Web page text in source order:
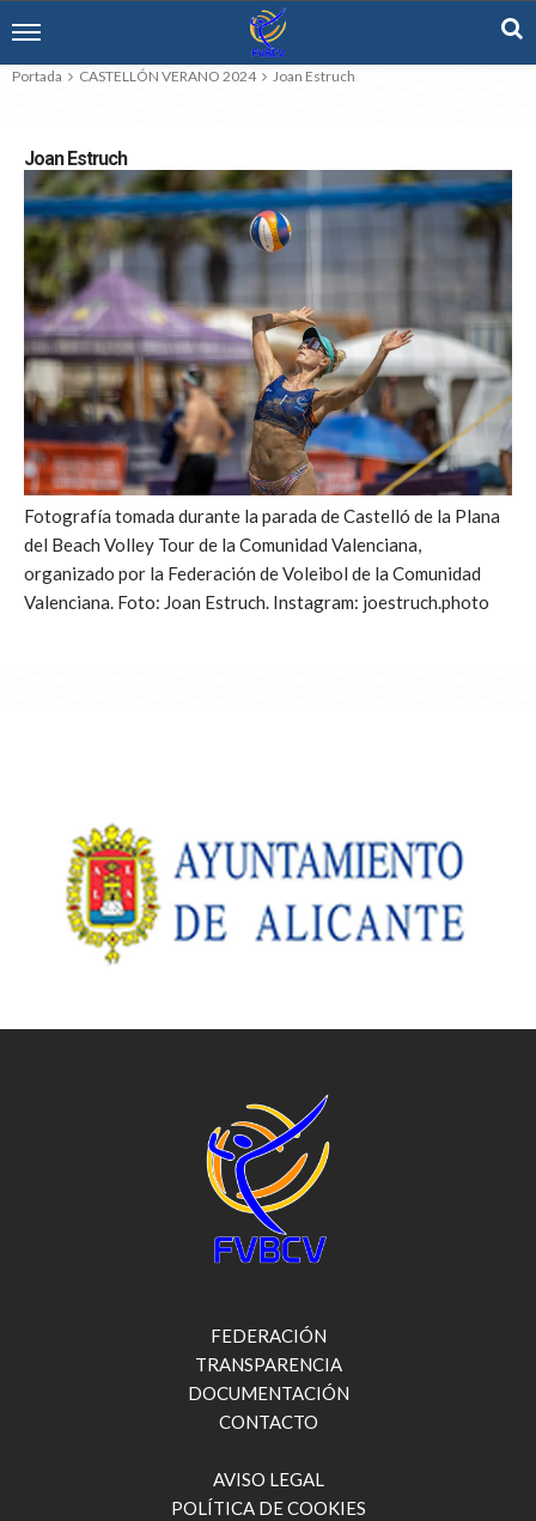
Portada CASTELLÓN VERANO 2024 Joan Estruch
Joan Estruch
Fotografía tomada durante la parada de Castelló de la Plana
del Beach Volley Tour de la Comunidad Valenciana,
organizado por la Federación de Voleibol de la Comunidad
Valenciana. Foto: Joan Estruch. Instagram: joestruch.photo
FEDERACIÓN
TRANSPARENCIA
DOCUMENTACIÓN
CONTACTO
AVISO LEGAL
POLÍTICA DE COOKIES